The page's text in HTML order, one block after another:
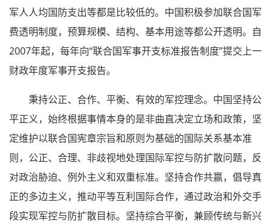
军人人均国防支出等都是比较低的。中国积极参加联合国军
费透明制度，预算规模、结构、基本用途等都公开透明。自
2007年起，每年向“联合国军事开支标准报告制度”提交上一
财政年度军事开支报告。
秉持公正、合作、平衡、有效的军控理念。中国坚持公
平正义，始终根据事情本身的是非曲直决定立场和政策，坚
定维护以联合国宪章宗旨和原则为基础的国际关系基本准
则，公正、合理、非歧视地处理国际军控与防扩散问题，反
对政治胁迫、例外主义和双重标准。坚持合作共赢，倡导真
正的多边主义，推动平等互利国际合作，通过政治和外交手
段实现军控与防扩散目标。坚持综合平衡，兼顾传统与新兴